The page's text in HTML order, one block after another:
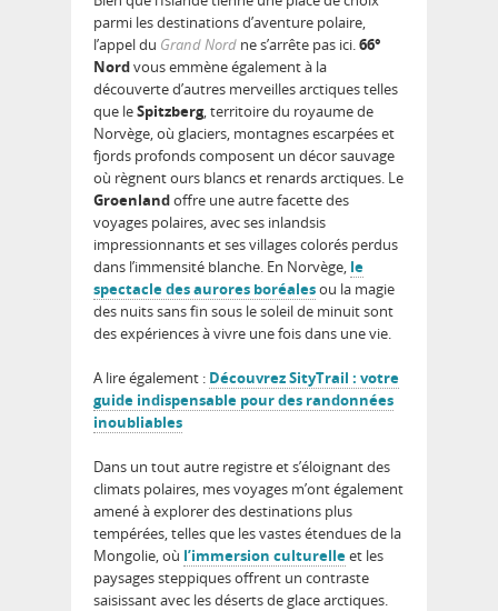
parmi les destinations d’aventure polaire,
l’appel du Grand Nord ne s’arrête pas ici.66°
Nordvous emmène également à la
découverte d’autres merveilles arctiques telles
que leSpitzberg, territoire du royaume de
Norvège, où glaciers, montagnes escarpées et
fjords profonds composent un décor sauvage
où règnent ours blancs et renards arctiques. Le
Groenlandoffre une autre facette des
voyages polaires, avec ses inlandsis
impressionnants et ses villages colorés perdus
dans l’immensité blanche. En Norvège, le
spectacle des aurores boréalesou la magie
des nuits sans fin sous le soleil de minuit sont
des expériences à vivre une fois dans une vie.
A lire également : Découvrez SityTrail : votre
guide indispensable pour des randonnées
inoubliables
Dans un tout autre registre et s’éloignant des
climats polaires, mes voyages m’ont également
amené à explorer des destinations plus
tempérées, telles que les vastes étendues de la
Mongolie, où l’immersion culturelleet les
paysages steppiques offrent un contraste
saisissant avec les déserts de glace arctiques.